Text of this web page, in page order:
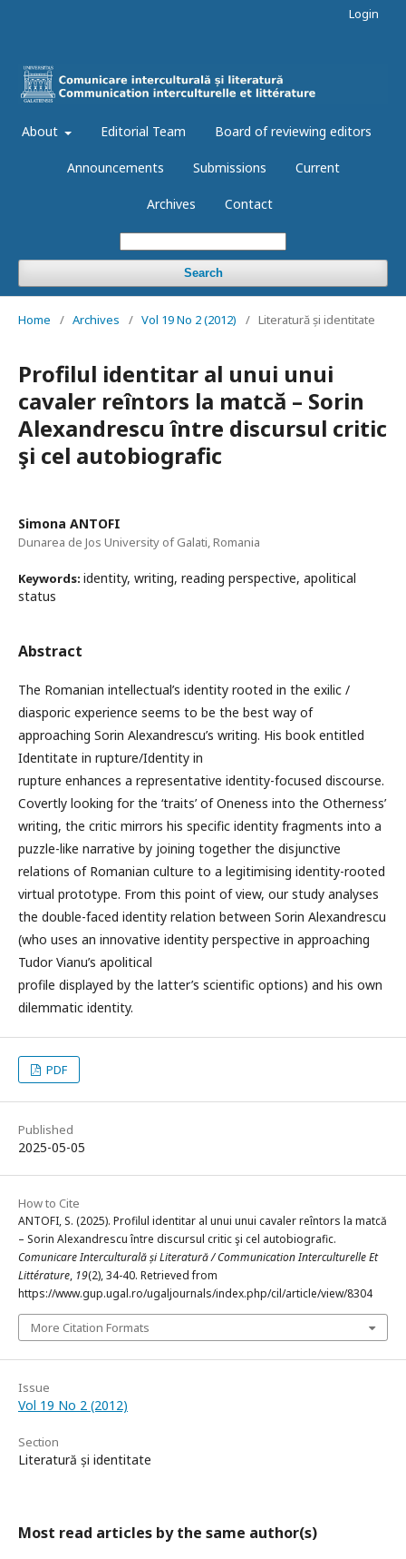
About Editorial Team Board of reviewing editors
Announcements Submissions Current
Archives Contact
Search
Login
Home / Archives / Vol 19 No 2 (2012) / Literatură și identitate
Profilul identitar al unui unui
cavaler reîntors la matcă – Sorin
Alexandrescu între discursul critic
şi cel autobiografic
Simona ANTOFI
Dunarea de Jos University of Galati, Romania
Keywords: identity, writing, reading perspective, apolitical
status
Abstract
The Romanian intellectual’s identity rooted in the exilic /
diasporic experience seems to be the best way of
approaching Sorin Alexandrescu’s writing. His book entitled
Identitate in rupture/Identity in
rupture enhances a representative identity-focused discourse.
Covertly looking for the ‘traits’ of Oneness into the Otherness’
writing, the critic mirrors his specific identity fragments into a
puzzle-like narrative by joining together the disjunctive
relations of Romanian culture to a legitimising identity-rooted
virtual prototype. From this point of view, our study analyses
the double-faced identity relation between Sorin Alexandrescu
(who uses an innovative identity perspective in approaching
Tudor Vianu’s apolitical
profile displayed by the latter’s scientific options) and his own
dilemmatic identity.
PDF
Published
2025-05-05
How to Cite
ANTOFI, S. (2025). Profilul identitar al unui unui cavaler reîntors la matcă
– Sorin Alexandrescu între discursul critic şi cel autobiografic.
Comunicare Interculturală și Literatură / Communication Interculturelle Et
Littérature, 19(2), 34-40. Retrieved from
https://www.gup.ugal.ro/ugaljournals/index.php/cil/article/view/8304
More Citation Formats
Issue
Vol 19 No 2 (2012)
Section
Literatură și identitate
Most read articles by the same author(s)